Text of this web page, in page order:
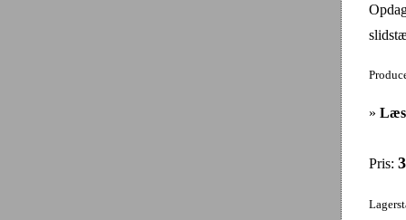
» Læs
Pris: